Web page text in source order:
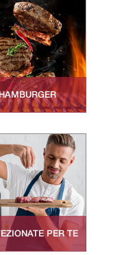
HAMBURGER
PER TE